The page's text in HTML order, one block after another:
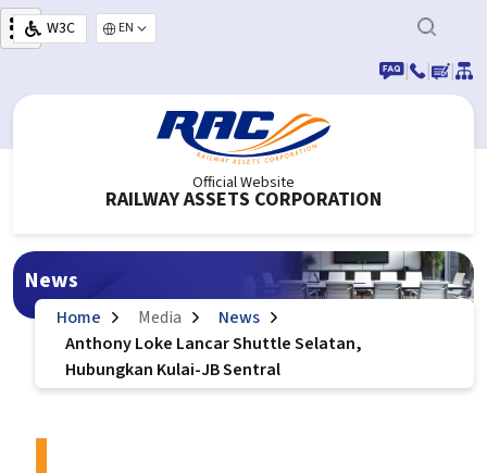
Skip to main content
W3C
Select your language
|
| |
Official Website
RAILWAY ASSETS CORPORATION
News
Home Media
News
Anthony Loke Lancar Shuttle Selatan,
Hubungkan Kulai-JB Sentral